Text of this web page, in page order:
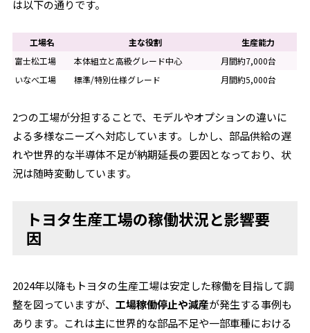
は以下の通りです。
工場名 主な役割
生産能力
富士松工場
本体組立と高級グレード中心
月間約7,000台
いなべ工場
標準/特別仕様グレード 月間約5,000台
2つの工場が分担することで、モデルやオプションの違いに
よる多様なニーズへ対応しています。しかし、部品供給の遅
れや世界的な半導体不足が納期延長の要因となっており、状
況は随時変動しています。
トヨタ生産工場の稼働状況と影響要
因
2024年以降もトヨタの生産工場は安定した稼働を目指して調
整を図っていますが、工場稼働停止や減産が発生する事例も
あります。これは主に世界的な部品不足や一部車種における